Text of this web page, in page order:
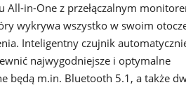
in-One z przełączalnym
wykrywa wszystko w swoim
Inteligentny czujnik
najwygodniejsze i optymalne
będą m.in. Bluetooth 5.1, a także